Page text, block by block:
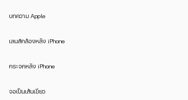
บทความ Apple
เลนส์กล้องหลัง iPhone
กระจกหลัง iPhone
จอเป็นเส้นเขียว